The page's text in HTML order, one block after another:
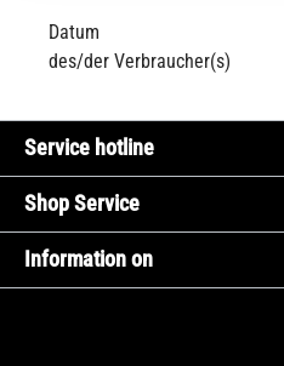
Datum
des/der Verbraucher(s)
Service hotline
Shop Service
Information on